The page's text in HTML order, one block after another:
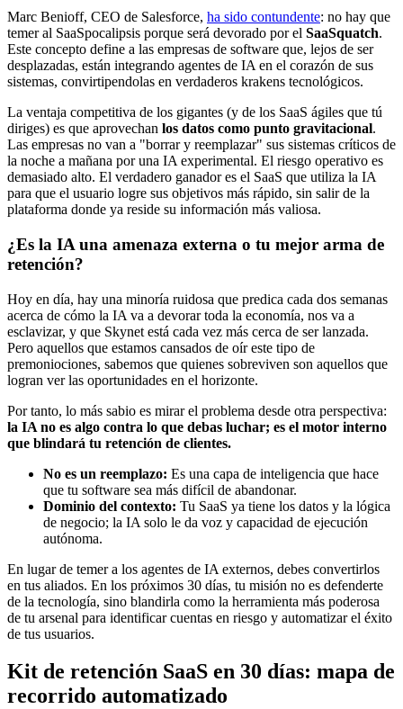
Marc Benioff, CEO de Salesforce, ha sido contundente: no hay que
temer al SaaSpocalipsis porque será devorado por el SaaSquatch.
Este concepto define a las empresas de software que, lejos de ser
desplazadas, están integrando agentes de IA en el corazón de sus
sistemas, convirtipendolas en verdaderos krakens tecnológicos.
La ventaja competitiva de los gigantes (y de los SaaS ágiles que tú
diriges) es que aprovechan los datos como punto gravitacional.
Las empresas no van a "borrar y reemplazar" sus sistemas críticos de
la noche a mañana por una IA experimental. El riesgo operativo es
demasiado alto. El verdadero ganador es el SaaS que utiliza la IA
para que el usuario logre sus objetivos más rápido, sin salir de la
plataforma donde ya reside su información más valiosa.
¿Es la IA una amenaza externa o tu mejor arma de
retención?
Hoy en día, hay una minoría ruidosa que predica cada dos semanas
acerca de cómo la IA va a devorar toda la economía, nos va a
esclavizar, y que Skynet está cada vez más cerca de ser lanzada.
Pero aquellos que estamos cansados de oír este tipo de
premoniociones, sabemos que quienes sobreviven son aquellos que
logran ver las oportunidades en el horizonte.
Por tanto, lo más sabio es mirar el problema desde otra perspectiva:
la IA no es algo contra lo que debas luchar; es el motor interno
que blindará tu retención de clientes.
No es un reemplazo: Es una capa de inteligencia que hace
que tu software sea más difícil de abandonar.
Dominio del contexto: Tu SaaS ya tiene los datos y la lógica
de negocio; la IA solo le da voz y capacidad de ejecución
autónoma.
En lugar de temer a los agentes de IA externos, debes convertirlos
en tus aliados. En los próximos 30 días, tu misión no es defenderte
de la tecnología, sino blandirla como la herramienta más poderosa
de tu arsenal para identificar cuentas en riesgo y automatizar el éxito
de tus usuarios.
Kit de retención SaaS en 30 días: mapa de
recorrido automatizado